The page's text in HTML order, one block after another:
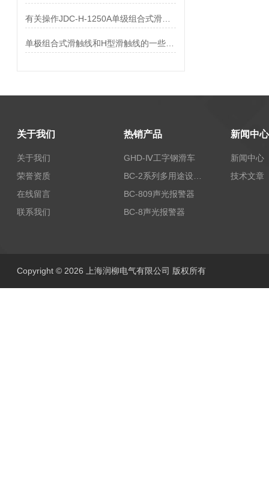
关于我们
关于我们
荣誉资质
在线留言
联系我们
热销产品
GHD-Ⅳ工字钢滑车
BC-809声光报警器
BC-8声光报警器
新闻中心
新闻中心
技术文章
Copyright © 2026 上海润柳电气有限公司 版权所有